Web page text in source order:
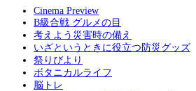
Cinema Preview
B級合戦 グルメの目
考えよう災害時の備え
いざというときに役立つ防災グッズ
祭りびより
ボタニカルライフ
脳トレ